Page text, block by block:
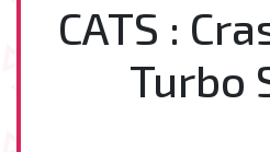
CATS :
Turbo